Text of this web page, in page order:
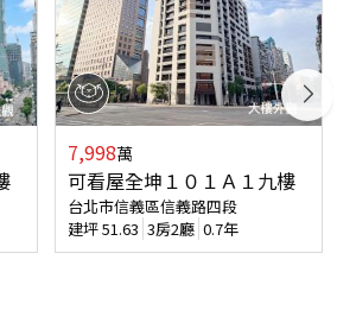
7,998萬
可看屋全坤１０１Ａ１九樓
台北市信義區信義路四段
建坪51.63 3房2廳 0.7年